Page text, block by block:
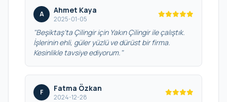
A Ahmet Kaya
2025-01-05
"Beşiktaş’ta Çilingir için Yakın Çilingir ile çalıştık.
İşlerinin ehli, güler yüzlü ve dürüst bir firma.
Kesinlikle tavsiye ediyorum."
F Fatma Özkan
2024-12-28